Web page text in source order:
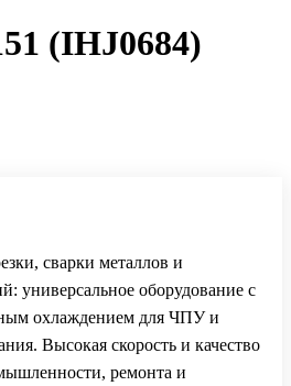
(IHJ0684)
сварки металлов и
универсальное оборудование с
охлаждением для ЧПУ и
Высокая скорость и качество
ремонта и